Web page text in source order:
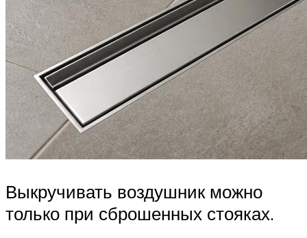
Выкручивать воздушник можно
только при сброшенных стояках.